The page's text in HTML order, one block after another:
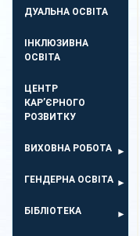
ДУАЛЬНА ОСВІТА
ІНКЛЮЗИВНА
ОСВІТА
ЦЕНТР
КАР’ЄРНОГО
РОЗВИТКУ
ВИХОВНА РОБОТА
ГЕНДЕРНА ОСВІТА
БІБЛІОТЕКА